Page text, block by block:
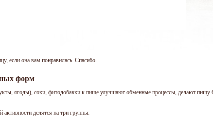
если она вам понравилась. Спасибо.
форм
ягоды), соки, фитодобавки к пище улучшают обменные процессы, делают пищу
делятся на три группы: